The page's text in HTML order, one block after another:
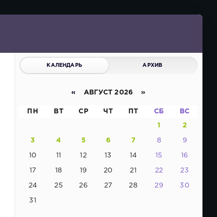
КАЛЕНДАРЬ АРХИВ
« АВГУСТ 2026 »
ПН ВТ СР ЧТ ПТ СБ ВС
1 2
3 4 5 6 7 8 9
10 11 12 13 14 15 16
17 18 19 20 21 22 23
24 25 26 27 28 29 30
31